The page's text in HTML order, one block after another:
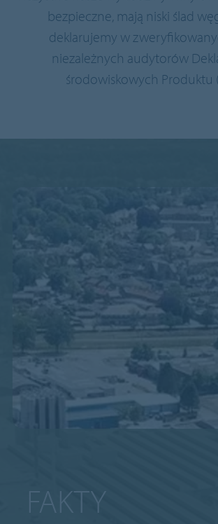
bezpieczne, mają niski ślad
deklarujemy w
niezależnych audytorów
środowiskowych Produktu
FAKTY